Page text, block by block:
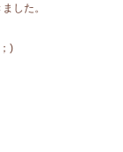
した。
)